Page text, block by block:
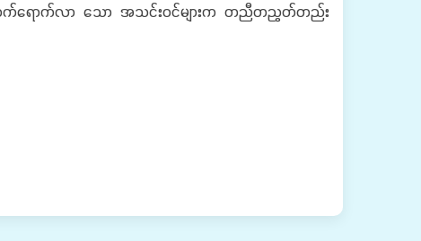
ား တက်ရောက်လာ သော အသင်းဝင်များက တညီတညွတ်တည်း